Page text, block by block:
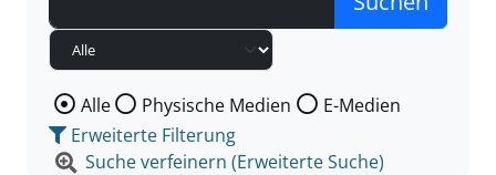
Wählen Sie die Medienart nach der Sie suchen wollen.
Alle Physische Medien
E-Medien
Erweiterte Filterung
Suche verfeinern (Erweiterte Suche)